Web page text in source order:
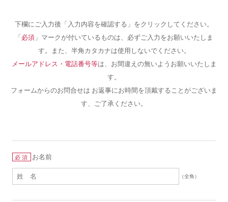
下欄にご入力後「入力内容を確認する」をクリックしてください。
「必須 」マークが付いているものは、必ずご入力をお願いいたしま
す。また、半角カタカナは使用しないでください。
メールアドレス・電話番号等は、お間違えの無いようお願いいたしま
す。
フォームからのお問合せは お返事にお時間を頂戴することがございま
す、ご了承ください。
必須 お名前
（全角）